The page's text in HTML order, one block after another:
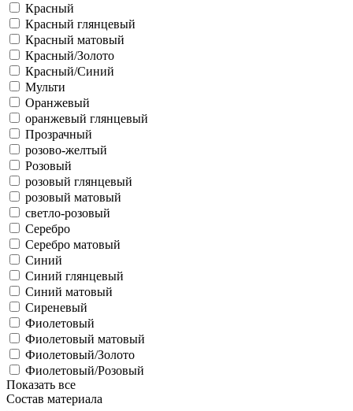
Красный
Красный глянцевый
Красный матовый
Красный/Золото
Красный/Синий
Мульти
Оранжевый
оранжевый глянцевый
Прозрачный
розово-желтый
Розовый
розовый глянцевый
розовый матовый
светло-розовый
Серебро
Серебро матовый
Синий
Синий глянцевый
Синий матовый
Сиреневый
Фиолетовый
Фиолетовый матовый
Фиолетовый/Золото
Фиолетовый/Розовый
Показать все
Состав материала